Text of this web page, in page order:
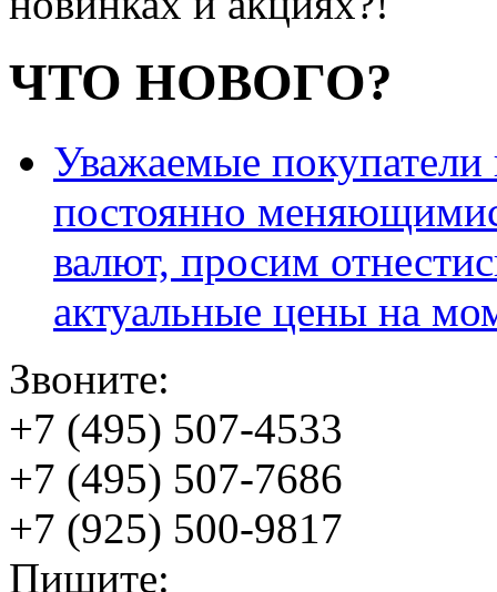
ЧТО НОВОГО?
Уважаемые
постоянно
валют, просим
актуальные цены на
Звоните:
+7 (495) 507-4533
+7 (495) 507-7686
+7 (925) 500-9817
Пишите: